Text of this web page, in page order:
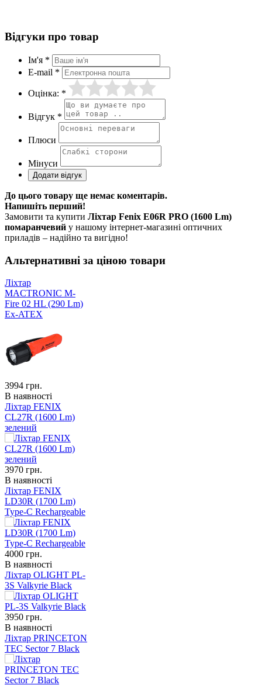
Відгуки про товар
Ім'я *
E-mail *
Оцінка: *
Відгук *
Плюси
Мінуси
До цього товару ще немає коментарів.
Напишіть перший!
Замовити та купити Ліхтар Fenix E06R PRO (1600 Lm)
помаранчевий у нашому інтернет-магазині оптичних
приладів – надійно та вигідно!
Альтернативні за ціною товари
Ліхтар
MACTRONIC M-
Fire 02 HL (290 Lm)
Ex-ATEX
3994 грн.
В наявності
Ліхтар FENIX
CL27R (1600 Lm)
зелений
3970 грн.
В наявності
Ліхтар FENIX
LD30R (1700 Lm)
Type-C Rechargeable
4000 грн.
В наявності
Ліхтар OLIGHT PL-
3S Valkyrie Black
3950 грн.
В наявності
Ліхтар PRINCETON
TEC Sector 7 Black